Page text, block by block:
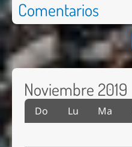
Comentarios
Noviembre 2019
Do Lu Ma